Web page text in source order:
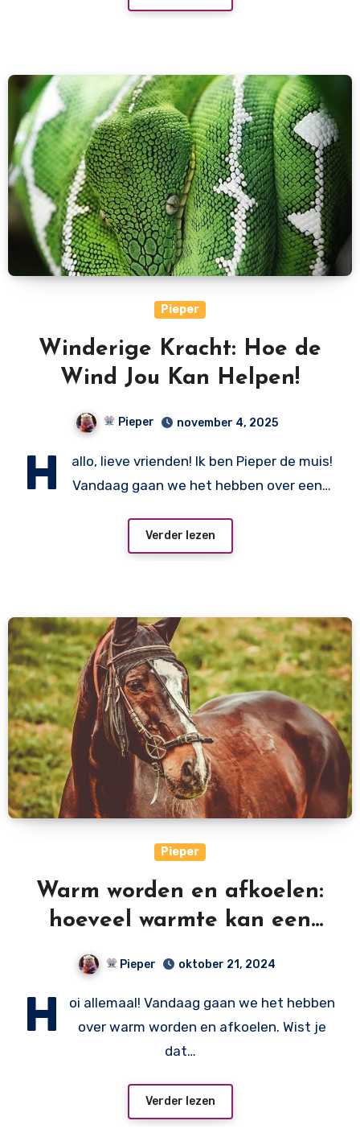
Pieper
Winderige Kracht: Hoe de
Wind Jou Kan Helpen!
Pieper november 4, 2025
H
allo, lieve vrienden! Ik ben Pieper de muis!
Vandaag gaan we het hebben over een…
Verder lezen
Pieper
Warm worden en afkoelen:
hoeveel warmte kan een
voorwerp vasthouden?
Pieper oktober 21, 2024
H
oi allemaal! Vandaag gaan we het hebben
over warm worden en afkoelen. Wist je
dat…
Verder lezen